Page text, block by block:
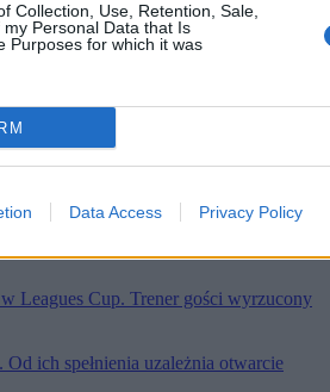
Collection, Use, Retention, Sale,
Personal Data that Is
Purposes for which it was
Data Access Privacy Policy
doliczonym czasie. Chicago Fire
i praca na złożu wartym miliardy
Wśród migrantów dużo dziewczynek
Leagues Cup. Trener gości wyrzucony
ich spełnienia uzależnia otwarcie